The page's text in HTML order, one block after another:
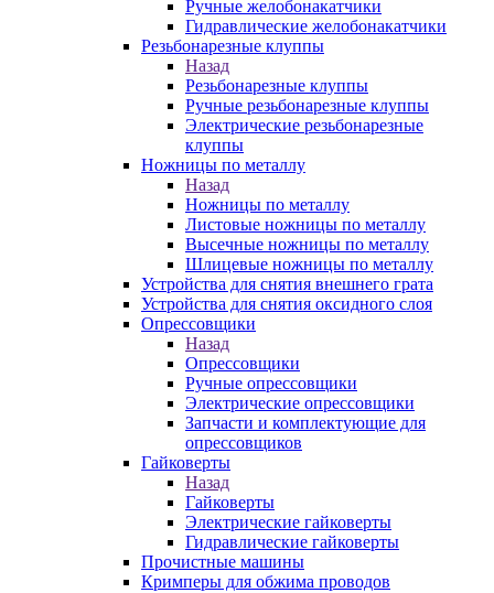
Ручные желобонакатчики
Гидравлические желобонакатчики
Резьбонарезные клуппы
Назад
Резьбонарезные клуппы
Ручные резьбонарезные клуппы
Электрические резьбонарезные
клуппы
Ножницы по металлу
Назад
Ножницы по металлу
Листовые ножницы по металлу
Высечные ножницы по металлу
Шлицевые ножницы по металлу
Устройства для снятия внешнего грата
Устройства для снятия оксидного слоя
Опрессовщики
Назад
Опрессовщики
Ручные опрессовщики
Электрические опрессовщики
Запчасти и комплектующие для
опрессовщиков
Гайковерты
Назад
Гайковерты
Электрические гайковерты
Гидравлические гайковерты
Прочистные машины
Кримперы для обжима проводов